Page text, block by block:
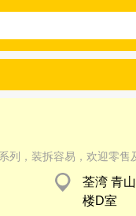
，装拆容易，欢迎零售
荃湾 青
楼D室